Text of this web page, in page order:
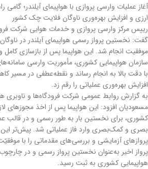
آغاز عمليات وارسي پروازي با هواپيماي آیلندر؛
ارزي و افزايش بهره‌وري ناوگان فلايت چک کشور
رييس مرکز وارسي پروازي و خدمات هوايي شرکت
گفت: نخستين پرواز رسمي هواپيماي آیلندر در
موفقيت انجام شد. اين هواپيما پس از بازسازي
سازمان هواپيمايي کشوري، مأموريت وارسي
با دقت بالا به انجام رساند و نقطه‌عطفي در مسير
افزايش بهره‌وري عملياتي را رقم زد.
به گزارش روابط عمومی شرکت فرودگاه‌ها و ناوبری
مسعودیان افزود: این هواپیما پس از اخذ مجوزهای
کشوری، برای نخستین بار به طور رسمی و در قالب
بصری و کمک‌بصری وارد فاز عملیاتی شد. پیش‌تر این
پروازهای آزمایشی و بررسی‌های مقدماتی را با
پرواز اخیر به‌عنوان نخستین پرواز رسمی و در
هواپیمایی کشوری به ثبت رسید.